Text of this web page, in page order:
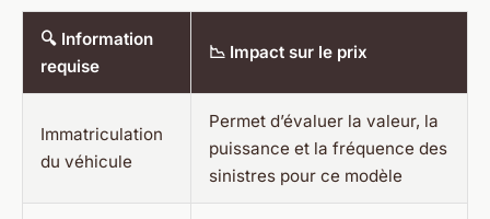
🔍 Information
requise
📉 Impact sur le prix
Immatriculation
du véhicule
Permet d’évaluer la valeur, la
puissance et la fréquence des
sinistres pour ce modèle